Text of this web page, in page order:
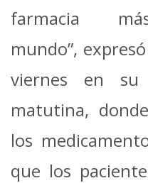
farmacia
mundo”,
viernes en
matutina,
los
que los